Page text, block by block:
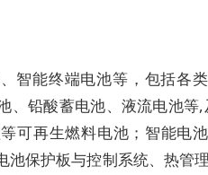
智能终端电池等，包括各
、铅酸蓄电池、液流电池等
可再生燃料电池；智能电
保护板与控制系统、热管